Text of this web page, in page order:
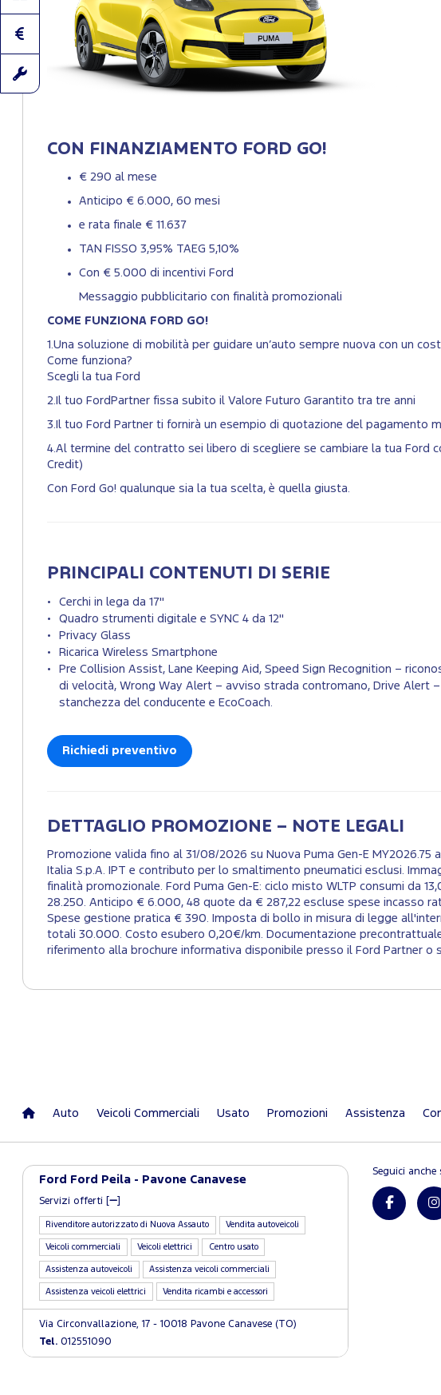
CON FINANZIAMENTO FORD GO!
€ 290 al mese
Anticipo € 6.000, 60 mesi
e rata finale € 11.637
TAN FISSO 3,95% TAEG 5,10%
Con € 5.000 di incentivi Ford
Messaggio pubblicitario con finalità promozionali
COME FUNZIONA FORD GO!
1.Una soluzione di mobilità per guidare un’auto sempre nuova con un
Come funziona?
Scegli la tua Ford
2.Il tuo FordPartner fissa subito il Valore Futuro Garantito tra tre anni
3.Il tuo Ford Partner ti fornirà un esempio di quotazione del pagamento
4.Al termine del contratto sei libero di scegliere se cambiare la tua Ford
Credit)
Con Ford Go! qualunque sia la tua scelta, è quella giusta.
PRINCIPALI CONTENUTI DI SERIE
Cerchi in lega da 17"
Quadro strumenti digitale e SYNC 4 da 12"
Privacy Glass
Ricarica Wireless Smartphone
Pre Collision Assist, Lane Keeping Aid, Speed Sign Recognition –
di velocità, Wrong Way Alert – avviso strada contromano, Drive Alert
stanchezza del conducente e EcoCoach.
Richiedi preventivo
DETTAGLIO PROMOZIONE – NOTE LEGALI
Promozione valida fino al 31/08/2026 su Nuova Puma Gen-E
Italia S.p.A. IPT e contributo per lo smaltimento pneumatici esclusi.
finalità promozionale. Ford Puma Gen-E: ciclo misto WLTP consumi da
28.250. Anticipo € 6.000, 48 quote da € 287,22 escluse spese incasso
Spese gestione pratica € 390. Imposta di bollo in misura di legge
totali 30.000. Costo esubero 0,20€/km. Documentazione
riferimento alla brochure informativa disponibile presso il Ford Partner o
Auto Veicoli Commerciali Usato Promozioni Assistenza
Ford Ford Peila - Pavone Canavese
Servizi offerti [
Rivenditore autorizzato di Nuova Assauto Vendita autoveicoli
Veicoli commerciali Veicoli elettrici Centro usato
Assistenza autoveicoli Assistenza veicoli commerciali
Assistenza veicoli elettrici Vendita ricambi e accessori
Via Circonvallazione, 17 - 10018 Pavone Canavese (TO)
Tel. 012551090
Seguici anche